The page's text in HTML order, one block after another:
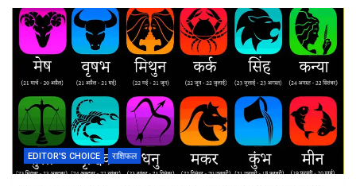
ce
b
o
o
k
ke
dI
n
at
s
A
p
p
ar
e
EDITOR'S CHOICE राशिफल